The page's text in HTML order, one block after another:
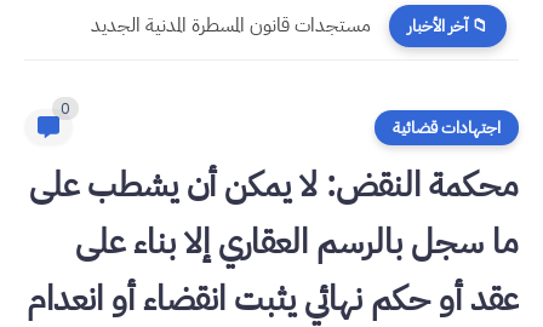
📁 آخر الأخبار
اجتهادات قضائية
0
محكمة النقض: لا يمكن أن يشطب على
ما سجل بالرسم العقاري إلا بناء على
عقد أو حكم نهائي يثبت انقضاء أو انعدام